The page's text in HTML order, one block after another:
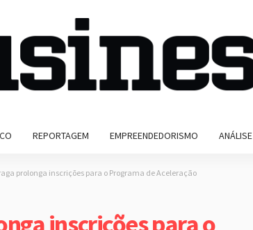
REPORTAGEM EMPREENDEDORISMO ANÁLISE
prolonga inscrições para o Programa de Aceleração